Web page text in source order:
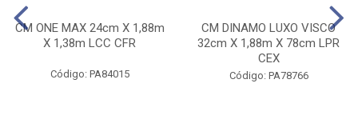
CM ONE MAX 24cm X 1,88m
X 1,38m LCC CFR
Código: PA84015
CM DINAMO LUXO VISCO
32cm X 1,88m X 78cm LPR
CEX
Código: PA78766